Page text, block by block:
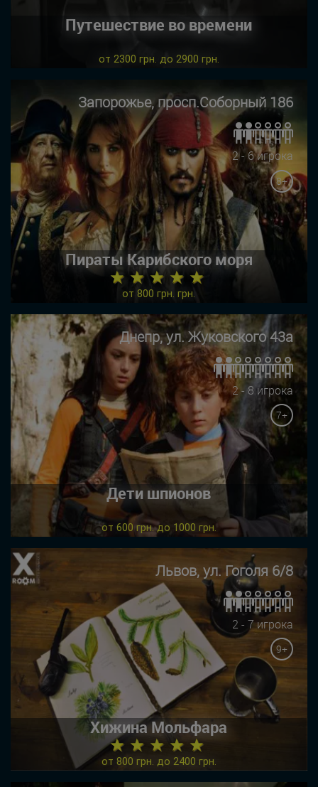
Путешествие во времени
от 2300 грн. до 2900 грн.
Запорожье, просп.Соборный 186
2 - 6 игрока
8+
Пираты Карибского моря
★ ★ ★ ★ ★
от 800 грн. грн.
Днепр, ул. Жуковского 43а
2 - 8 игрока
7+
Дети шпионов
от 600 грн. до 1000 грн.
Львов, ул. Гоголя 6/8
2 - 7 игрока
9+
Хижина Мольфара
★ ★ ★ ★ ★
от 800 грн. до 2400 грн.